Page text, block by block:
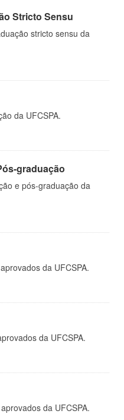
Stricto Sensu
stricto sensu da
da UFCSPA.
graduação
e pós-graduação da
da UFCSPA.
da UFCSPA.
da UFCSPA.